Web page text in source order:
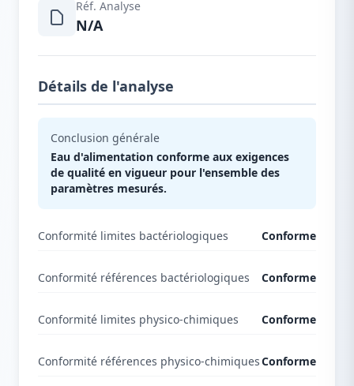
Réf. Analyse
N/A
Détails de l'analyse
Conclusion générale
Eau d'alimentation conforme aux exigences
de qualité en vigueur pour l'ensemble des
paramètres mesurés.
Conformité limites bactériologiques Conforme
Conformité références bactériologiques Conforme
Conformité limites physico-chimiques Conforme
Conformité références physico-chimiquesConforme